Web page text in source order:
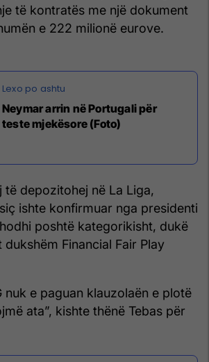
të kontratës me një dokument
e 222 milionë eurove.
Neymar arrin në Portugali për
teste mjekësore (Foto)
të depozitohej në La Liga,
ishte konfirmuar nga presidenti
poshtë kategorikisht, dukë
dukshëm Financial Fair Play
nuk e paguan klauzolaën e plotë
ata”, kishte thënë Tebas për